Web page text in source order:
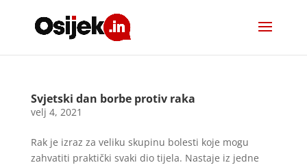
Svjetski dan borbe protiv raka
velj 4, 2021
Rak je izraz za veliku skupinu bolesti koje mogu
zahvatiti praktički svaki dio tijela. Nastaje iz jedne